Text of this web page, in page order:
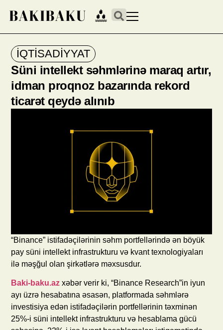
İQTİSADİYYAT
Süni intellekt səhmlərinə maraq artır,
idman proqnoz bazarında rekord
ticarət qeydə alınıb
“Binance” istifadəçilərinin səhm portfellərində ən böyük
pay süni intellekt infrastrukturu və kvant texnologiyaları
ilə məşğul olan şirkətlərə məxsusdur.
Baki-baku.az xəbər verir ki, “Binance Research”in iyun
ayı üzrə hesabatına əsasən, platformada səhmlərə
investisiya edən istifadəçilərin portfellərinin təxminən
25%-i süni intellekt infrastrukturu və hesablama gücü